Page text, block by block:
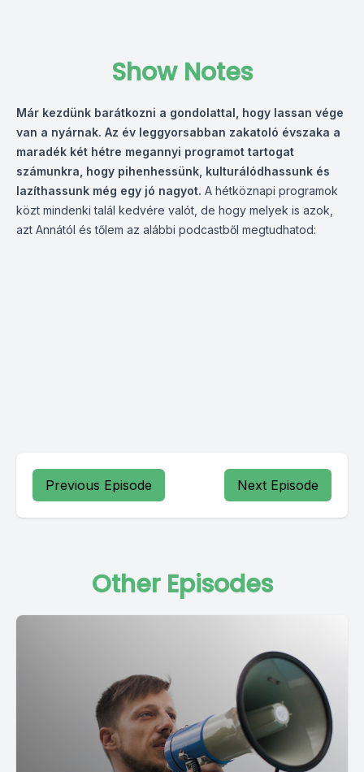
Show Notes
Már kezdünk barátkozni a gondolattal, hogy lassan vége
van a nyárnak. Az év leggyorsabban zakatoló évszaka a
maradék két hétre megannyi programot tartogat
számunkra, hogy pihenhessünk, kulturálódhassunk és
lazíthassunk még egy jó nagyot. A hétköznapi programok
közt mindenki talál kedvére valót, de hogy melyek is azok,
azt Annától és tőlem az alábbi podcastből megtudhatod:
Previous Episode Next Episode
Other Episodes